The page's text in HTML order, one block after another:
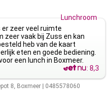
Lunchroom
er zeer veel ruimte
zeer vaak bij Zuss en kan
heb van de kaart
eten en goede bediening.
een lunch in Boxmeer.
:8,3
8, Boxmeer 0485578060